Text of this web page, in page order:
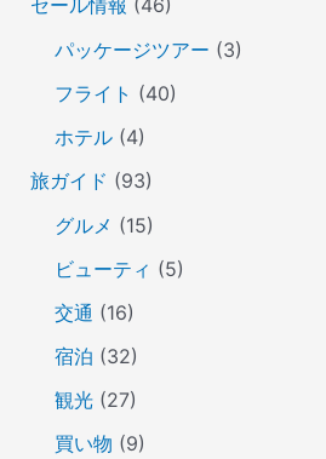
セール情報 (46)
パッケージツアー (3)
フライト (40)
ホテル(4)
旅ガイド (93)
グルメ (15)
ビューティ (5)
交通 (16)
宿泊 (32)
観光(27)
買い物 (9)